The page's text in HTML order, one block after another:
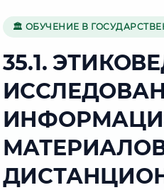
🏛 ОБУЧЕНИЕ В
35.1.